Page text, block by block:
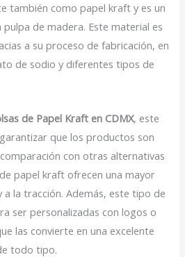
también como papel kraft y es un
de madera. Este material es
a su proceso de fabricación, en
de sodio y diferentes tipos de
de Papel Kraft en CDMX, este
que los productos son
con otras alternativas
papel kraft ofrecen una mayor
la tracción. Además, este tipo de
ser personalizadas con logos o
las convierte en una excelente
todo tipo.